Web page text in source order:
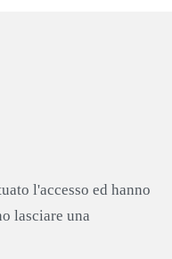
l'accesso ed hanno
lasciare una